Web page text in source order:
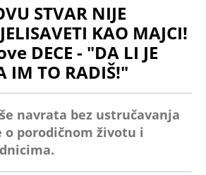
STVAR NIJE
KAO MAJCI!
DECE - "DA LI JE
IM TO RADIŠ!"
navrata bez ustručavanja
porodičnom životu i